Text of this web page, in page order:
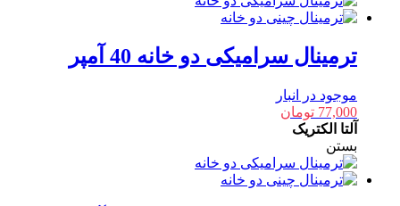
ترمینال سرامیکی دو خانه 40 آمپر
موجود در انبار
77,000 تومان
آلتا الکتریک
بستن